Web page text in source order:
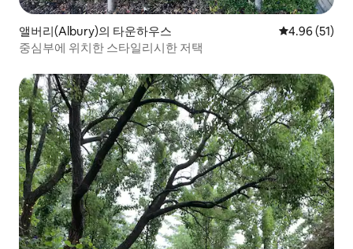
앨버리(Albury)의 타운하우스 평점 4.96점
4.96 (51)
중심부에 위치한 스타일리시한 저택